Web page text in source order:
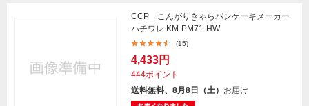
CCP こんがりきゃらパンケーキメーカー
ハチワレ KM-PM71-HW
(15)
4,433円
444ポイント
送料無料、8月8日（土） お届け